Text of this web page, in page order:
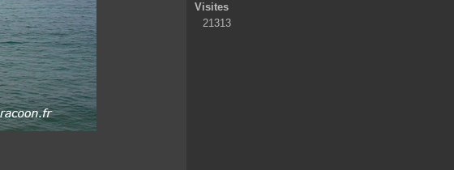
Visites
21313